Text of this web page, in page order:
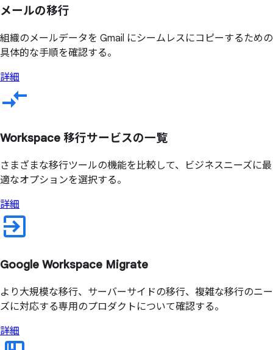
メールの移行
組織のメールデータを Gmail にシームレスにコピーするための
具体的な手順を確認する。
詳細
Workspace 移行サービスの一覧
さまざまな移行ツールの機能を比較して、ビジネスニーズに最
適なオプションを選択する。
詳細
Google Workspace Migrate
より大規模な移行、サーバーサイドの移行、複雑な移行のニー
ズに対応する専用のプロダクトについて確認する。
詳細